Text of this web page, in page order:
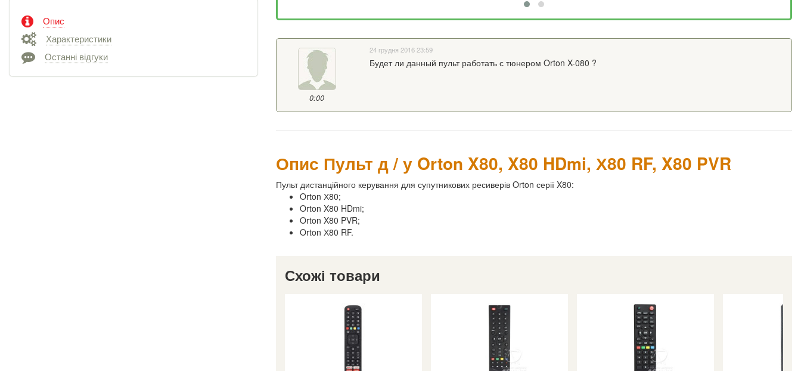
Опис
Характеристики
Останні відгуки
0:00
24 грудня 2016 23:59
Будет ли данный пульт работать с тюнером Orton X-080 ?
Опис Пульт д / у Orton X80, X80 HDmi, Х80 RF, X80 PVR
Пульт дистанційного керування для супутникових ресиверів Orton серії X80:
Orton Х80;
Orton X80 HDmi;
Orton X80 PVR;
Orton Х80 RF.
Схожі товари